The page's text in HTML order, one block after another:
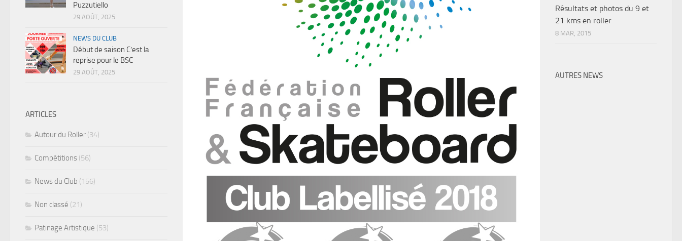
Puzzutiello
29 AOÛT, 2025
NEWS DU CLUB
Début de saison C’est la
reprise pour le BSC
29 AOÛT, 2025
ARTICLES
Autour du Roller (34)
Compétitions (56)
News du Club (156)
Non classé (21)
Patinage Artistique (53)
Résultats et photos du 9 et
21 kms en roller
8 MAR, 2015
AUTRES NEWS